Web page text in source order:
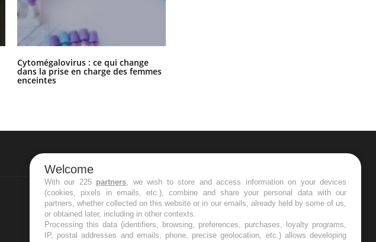
Cytomégalovirus : ce qui change
dans la prise en charge des femmes
enceintes
NEWSLETTER
Recevez toutes les semaines les meilleures
infos santé
Welcome
With our 225 partners, we wish to store and access information on your devices
(cookies, pixels in emails, etc.), combine and share your personal data with our
partners, whether collected on this website or in our emails, already held by some of us,
or obtained later, including in other contexts.
Processing this data (identifiers, browsing, preferences, purchases, loyalty programs,
IP, postal addresses and emails, phone, precise geolocation, etc.) allows developing